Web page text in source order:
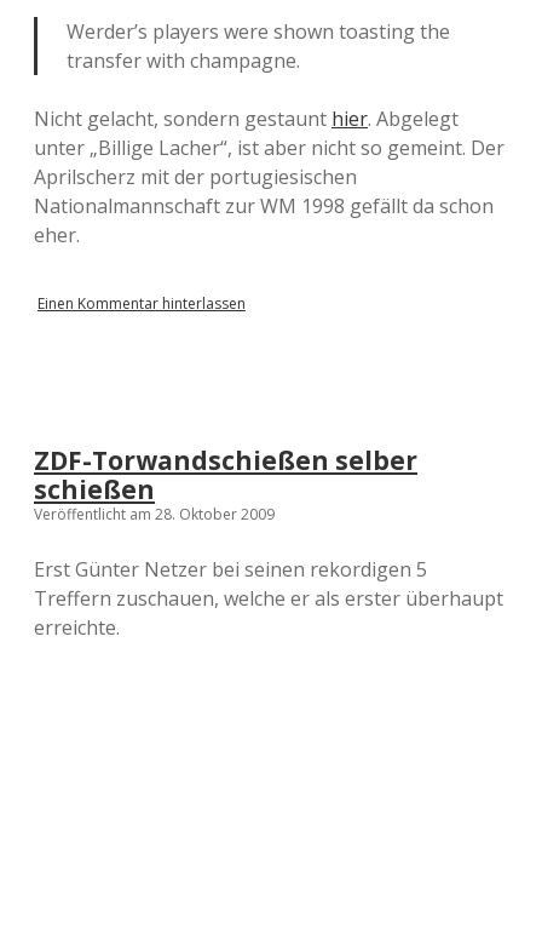
Werder’s players were shown toasting the
transfer with champagne.
Nicht gelacht, sondern gestaunt hier. Abgelegt
unter „Billige Lacher“, ist aber nicht so gemeint. Der
Aprilscherz mit der portugiesischen
Nationalmannschaft zur WM 1998 gefällt da schon
eher.
Einen Kommentar hinterlassen
ZDF-Torwandschießen selber
schießen
Veröffentlicht am 28. Oktober 2009
Erst Günter Netzer bei seinen rekordigen 5
Treffern zuschauen, welche er als erster überhaupt
erreichte.